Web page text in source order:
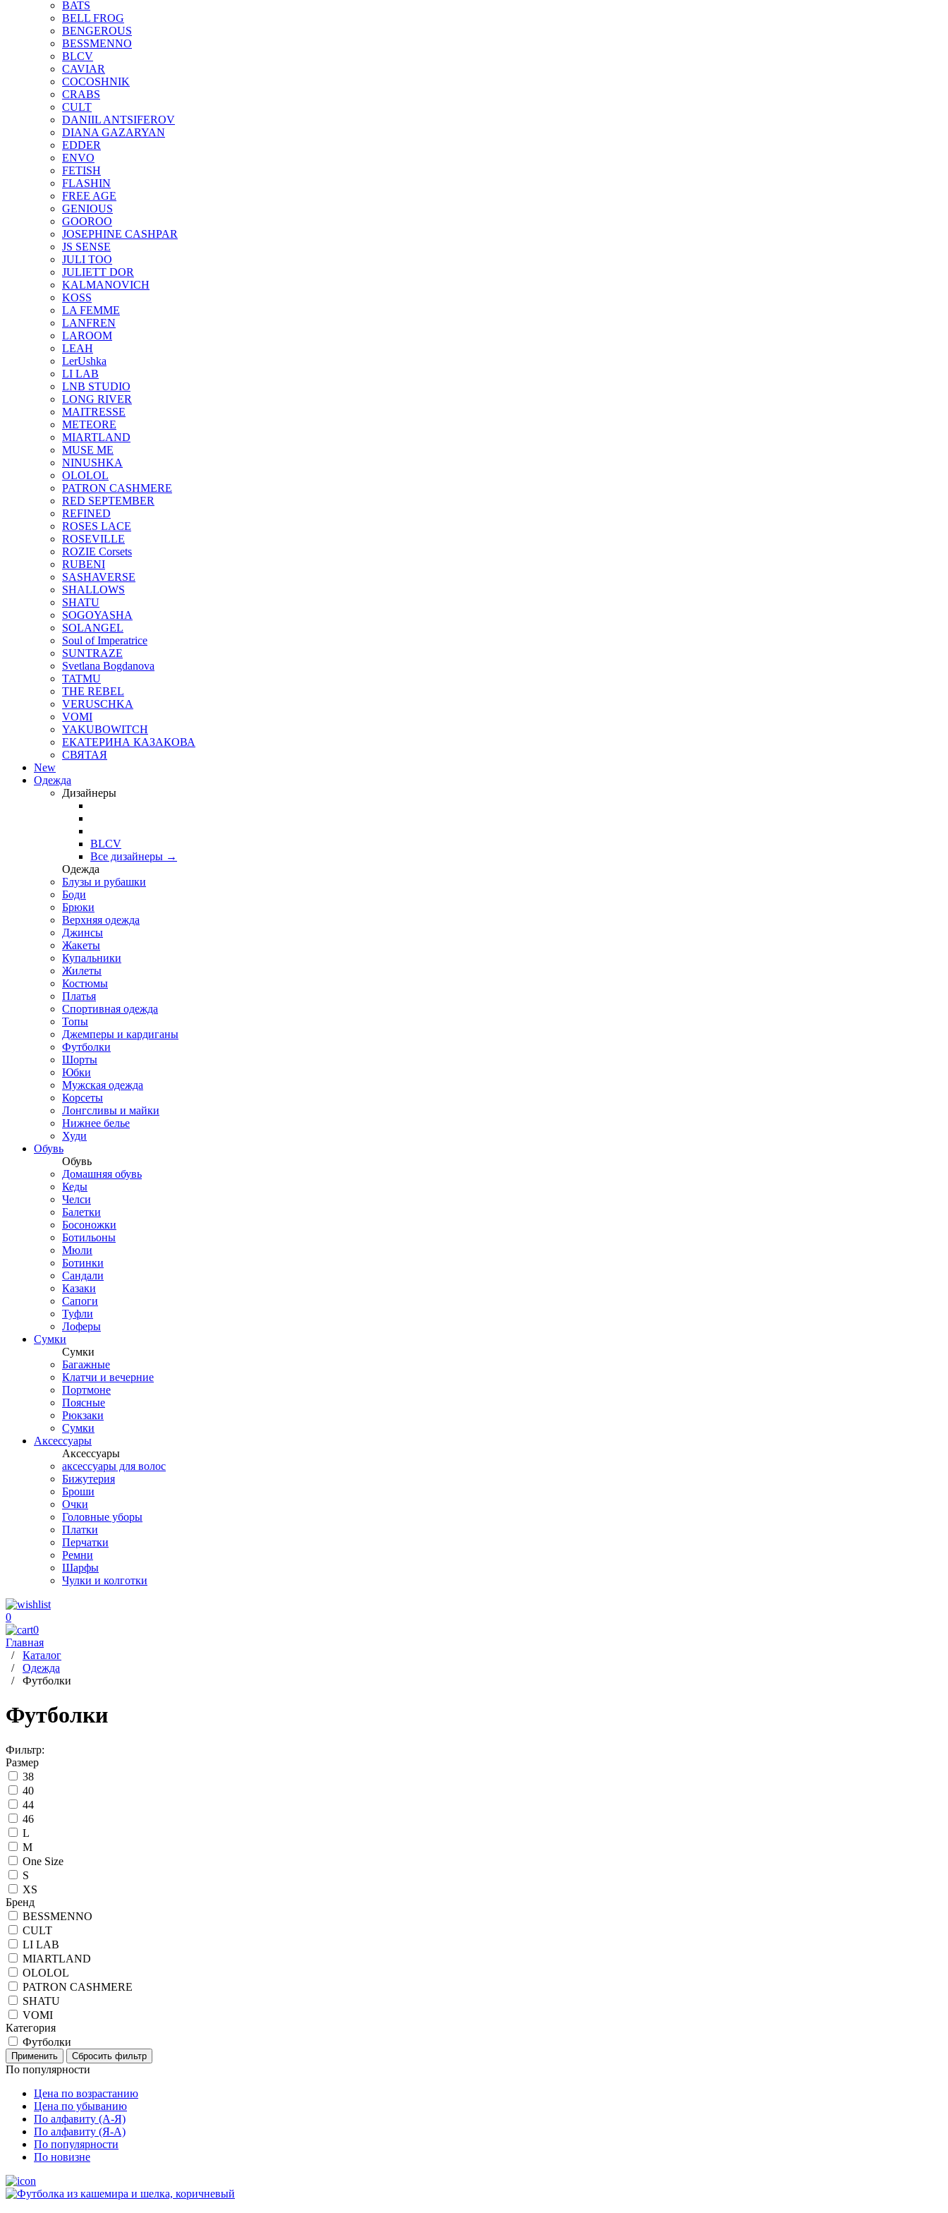
BATS
BELL FROG
BENGEROUS
BESSMENNO
BLCV
CAVIAR
COCOSHNIK
CRABS
CULT
DANIIL ANTSIFEROV
DIANA GAZARYAN
EDDER
ENVO
FETISH
FLASHIN
FREE AGE
GENIOUS
GOOROO
JOSEPHINE CASHPAR
JS SENSE
JULI TOO
JULIETT DOR
KALMANOVICH
KOSS
LA FEMME
LANFREN
LAROOM
LEAH
LerUshka
LI LAB
LNB STUDIO
LONG RIVER
MAITRESSE
METEORE
MIARTLAND
MUSE ME
NINUSHKA
OLOLOL
PATRON CASHMERE
RED SEPTEMBER
REFINED
ROSES LACE
ROSEVILLE
ROZIE Corsets
RUBENI
SASHAVERSE
SHALLOWS
SHATU
SOGOYASHA
SOLANGEL
Soul of Imperatrice
SUNTRAZE
Svetlana Bogdanova
TATMU
THE REBEL
VERUSCHKA
VOMI
YAKUBOWITCH
ЕКАТЕРИНА КАЗАКОВА
СВЯТАЯ
New
Одежда
Дизайнеры
BLCV
Все дизайнеры →
Одежда
Блузы и рубашки
Боди
Брюки
Верхняя одежда
Джинсы
Жакеты
Купальники
Жилеты
Костюмы
Платья
Спортивная одежда
Топы
Джемперы и кардиганы
Футболки
Шорты
Юбки
Мужская одежда
Корсеты
Лонгсливы и майки
Нижнее белье
Худи
Обувь
Обувь
Домашняя обувь
Кеды
Челси
Балетки
Босоножки
Ботильоны
Мюли
Ботинки
Сандали
Казаки
Сапоги
Туфли
Лоферы
Сумки
Сумки
Багажные
Клатчи и вечерние
Портмоне
Поясные
Рюкзаки
Сумки
Аксессуары
Аксессуары
аксессуары для волос
Бижутерия
Броши
Очки
Головные уборы
Платки
Перчатки
Ремни
Шарфы
Чулки и колготки
0
0
Главная
/ Каталог
/ Одежда
/ Футболки
Футболки
Фильтр:
Размер
38
40
44
46
L
M
One Size
S
XS
Бренд
BESSMENNO
CULT
LI LAB
MIARTLAND
OLOLOL
PATRON CASHMERE
SHATU
VOMI
Категория
Футболки
По популярности
Цена по возрастанию
Цена по убыванию
По алфавиту (А-Я)
По алфавиту (Я-А)
По популярности
По новизне